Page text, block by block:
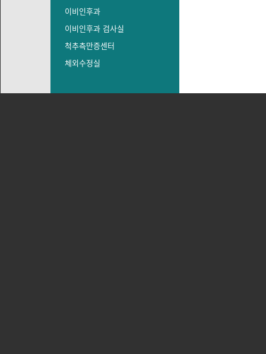
이비인후과
이비인후과 검사실
척추측만증센터
체외수정실